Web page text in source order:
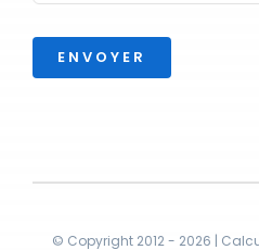
ENVOYER
© Copyright 2012 - 2026 |